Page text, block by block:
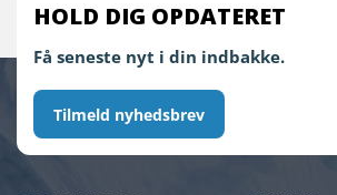
HOLD DIG OPDATERET
Få seneste nyt i din indbakke.
Tilmeld nyhedsbrev